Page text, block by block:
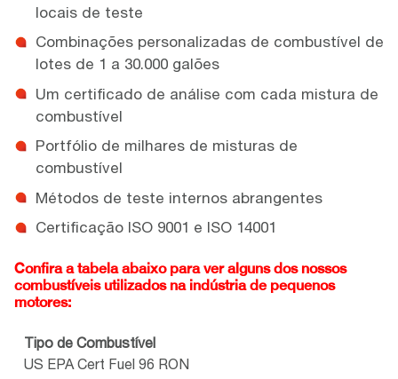
locais de teste
Combinações personalizadas de combustível de
lotes de 1 a 30.000 galões
Um certificado de análise com cada mistura de
combustível
Portfólio de milhares de misturas de
combustível
Métodos de teste internos abrangentes
Certificação ISO 9001 e ISO 14001
Confira a tabela abaixo para ver alguns dos nossos
combustíveis utilizados na indústria de pequenos
motores:
Tipo de Combustível
US EPA Cert Fuel 96 RON